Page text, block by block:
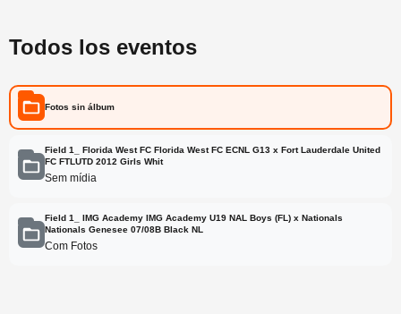
Todos los eventos
Fotos sin álbum
Field 1_ Florida West FC Florida West FC ECNL G13 x Fort Lauderdale United
FC FTLUTD 2012 Girls Whit
Sem mídia
Field 1_ IMG Academy IMG Academy U19 NAL Boys (FL) x Nationals
Nationals Genesee 07/08B Black NL
Com Fotos